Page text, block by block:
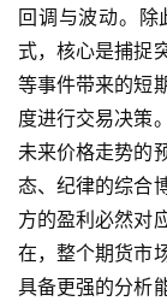
期
货
国
际
期
货
恒
指
回调与波动。除
式，核心是捕捉
等事件带来的短
度进行交易决策
未来价格走势的
态、纪律的综合
方的盈利必然对
在，整个期货市
具备更强的分析